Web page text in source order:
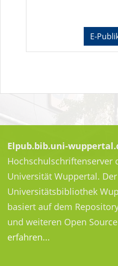
E-
Elpub.bib.uni-
Hochschulschriftenserver
Universität Wuppertal.
Universitätsbibliothek
basiert auf dem
und weiteren Open
erfahren...